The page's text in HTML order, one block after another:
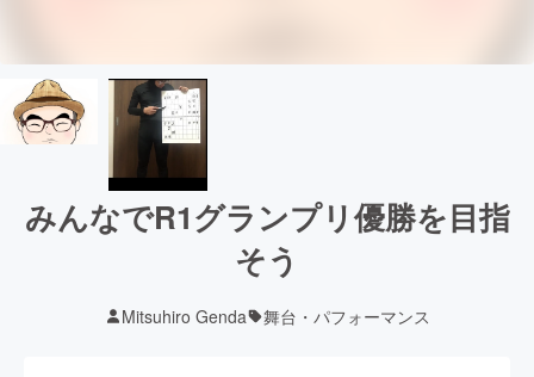
みんなでR1グランプリ優勝を目指
そう
Mitsuhiro Genda 舞台・パフォーマンス